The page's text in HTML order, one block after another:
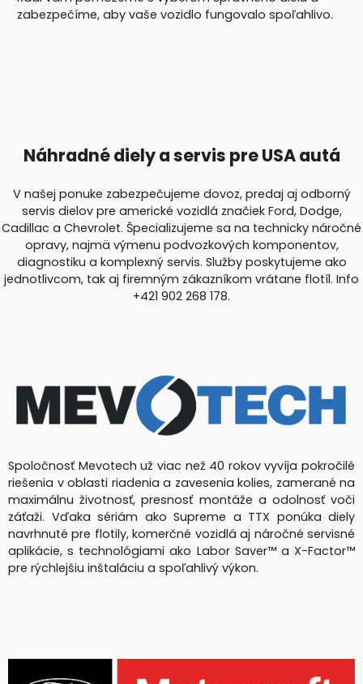
zabezpečíme, aby vaše vozidlo fungovalo spoľahlivo.
Náhradné diely a servis pre USA autá
V našej ponuke zabezpečujeme dovoz, predaj aj odborný
servis dielov pre americké vozidlá značiek Ford, Dodge,
Cadillac a Chevrolet. Špecializujeme sa na technicky náročné
opravy, najmä výmenu podvozkových komponentov,
diagnostiku a komplexný servis. Služby poskytujeme ako
jednotlivcom, tak aj firemným zákazníkom vrátane flotíl. Info
+421 902 268 178.
Spoločnosť Mevotech už viac než 40 rokov vyvíja pokročilé
riešenia v oblasti riadenia a zavesenia kolies, zamerané na
maximálnu životnosť, presnosť montáže a odolnosť voči
záťaži. Vďaka sériám ako Supreme a TTX ponúka diely
navrhnuté pre flotily, komerčné vozidlá aj náročné servisné
aplikácie, s technológiami ako Labor Saver™ a X-Factor™
pre rýchlejšiu inštaláciu a spoľahlivý výkon.